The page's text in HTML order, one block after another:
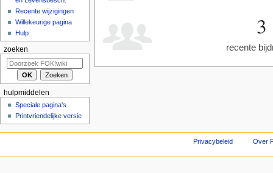
3
recente
Recente wijzigingen
Willekeurige pagina
Hulp
zoeken
hulpmiddelen
Speciale pagina's
Printvriendelijke versie
Privacybeleid Over